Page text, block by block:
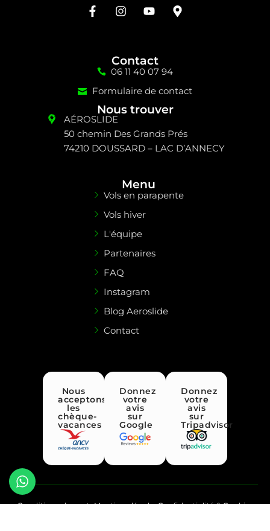
Contact
06 11 40 07 94
Formulaire de contact
Nous trouver
AÉROSLIDE
50 chemin Des Grands Prés
74210 DOUSSARD – LAC D’ANNECY
Menu
Vols en parapente
Vols hiver
L'équipe
Partenaires
FAQ
Instagram
Blog Aeroslide
Contact
Nous
acceptons
les
chèque-
vacances
Donnez
votre
avis
sur
Google
Donnez
votre
avis
sur
Tripadvisor
Conditions de venteMentions légalesConfidentialité & Cookies